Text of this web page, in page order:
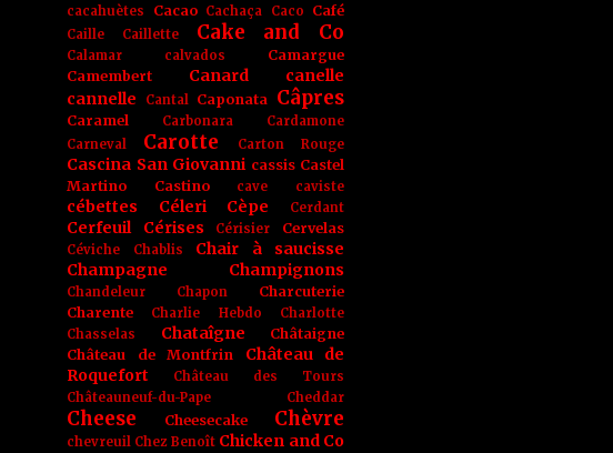
cacahuètes Cacao Cachaça Caco Café
Caille Caillette Cake and Co
Calamar calvados
Camargue
Camembert
Canard
canelle
cannelle
Cantal Caponata Câpres
Caramel Carbonara
Cardamone
Carneval
Carotte Carton Rouge
Cascina San Giovanni cassis Castel
Martino
Castino cave caviste
cébettes Céleri Cèpe Cerdant
Cerfeuil Cérises Cérisier Cervelas
Céviche Chablis
Chair à saucisse
Champagne
Champignons
Chandeleur Chapon
Charcuterie
Charente
Charlie Hebdo
Charlotte
Chasselas
Chataîgne
Châtaigne
Château de Montfrin
Château de
Roquefort
Château des Tours
Châteauneuf-du-Pape
Cheddar
Cheese Cheesecake Chèvre
chevreuil Chez Benoît Chicken and Co